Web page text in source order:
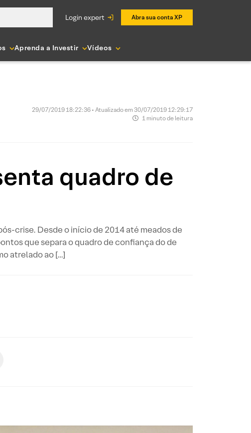
login expert Abra sua conta XP
Aprenda a Investir Vídeos
29/07/2019 18:22:36 • Atualizado em 30/07/2019 12:29:17
1 minuto de leitura
quadro de
crise. Desde o início de 2014 até meados de
que separa o quadro de confiança do de
atrelado ao […]